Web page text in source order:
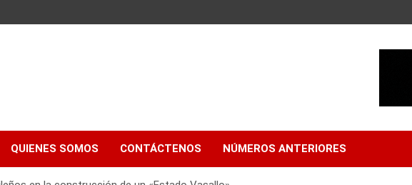
QUIENES SOMOS CONTÁCTENOS NÚMEROS ANTERIORES